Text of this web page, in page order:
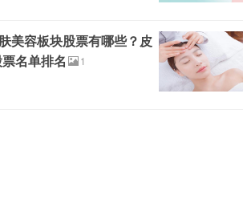
美容板块股票有哪些？皮
名单排名
1